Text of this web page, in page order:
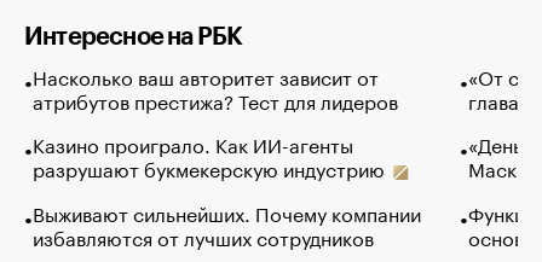
Интересное на РБК
Насколько ваш авторитет зависит от
атрибутов престижа? Тест для лидеров
Казино проиграло. Как ИИ-агенты
разрушают букмекерскую индустрию
Выживают сильнейших. Почему компании
избавляются от лучших сотрудников
«От
глава
Маск в
основ